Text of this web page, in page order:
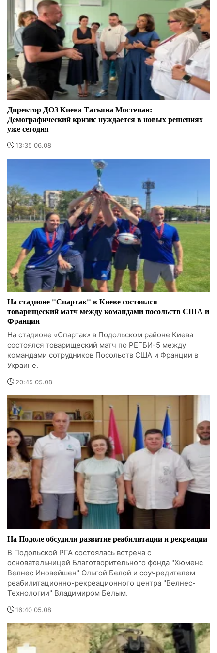
Директор ДОЗ Киева Татьяна Мостепан:
Демографический кризис нуждается в новых решениях
уже сегодня
13:35 06.08
На стадионе "Спартак" в Киеве состоялся
товарищеский матч между командами посольств США и
Франции
На стадионе «Спартак» в Подольском районе Киева
состоялся товарищеский матч по РЕГБИ-5 между
командами сотрудников Посольств США и Франции в
Украине.
20:45 05.08
На Подоле обсудили развитие реабилитации и рекреации
В Подольской РГА состоялась встреча с
основательницей Благотворительного фонда "Хюменс
Велнес Иновейшен" Ольгой Белой и соучредителем
реабилитационно-рекреационного центра "Велнес-
Технологии" Владимиром Белым.
16:40 05.08